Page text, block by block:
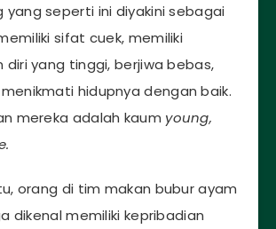
yang seperti ini diyakini sebagai
sifat cuek, memiliki
diri yang tinggi, berjiwa bebas,
hidupnya dengan baik.
mereka adalah kaum young,
orang di tim makan bubur ayam
dikenal memiliki kepribadian